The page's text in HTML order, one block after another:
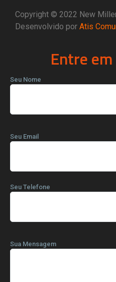
Copyright © 2022 New
Desenvolvido por Atis
Entre
Seu Nome
Seu Email
Seu Telefone
Sua Mensagem